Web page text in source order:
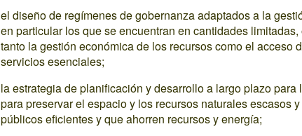
el diseño de regímenes de gobernanza adaptados a la
en particular los que se encuentran en cantidades
tanto la gestión económica de los recursos como el acceso
servicios esenciales;
la estrategia de planificación y desarrollo a largo plazo
para preservar el espacio y los recursos naturales escasos
públicos eficientes y que ahorren recursos y energía;